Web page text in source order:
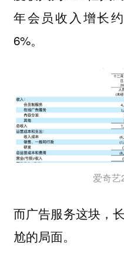
年会员收入增长
6%。
爱奇
而广告服务这块，
尬的局面。